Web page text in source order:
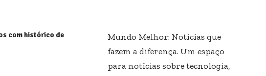
com histórico de
Mundo Melhor: Notícias que
fazem a diferença. Um espaço
para notícias sobre tecnologia,